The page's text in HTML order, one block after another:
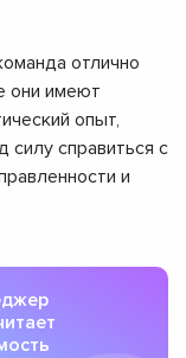
отлично
они имеют
опыт,
силу справиться с
и